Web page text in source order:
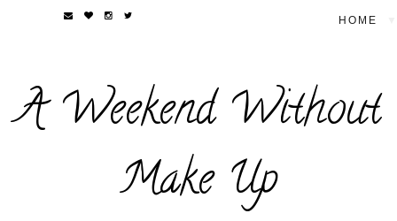
A Weekend Without
Make Up